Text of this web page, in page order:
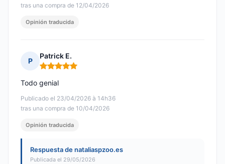
tras una compra de 12/04/2026
Opinión traducida
P
Patrick E.
Nota: 5 de 5
Publicado el 23/04/2026 à 14h36
tras una compra de 10/04/2026
Todo genial
Opinión traducida
Respuesta de nataliaspzoo.es
Publicada el 29/05/2026